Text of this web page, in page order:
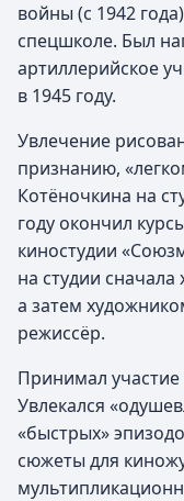
войны (с 1942
спецшколе. Был
артиллерийское
в 1945 году.
Увлечение
признанию,
Котёночкина на
году окончил
киностудии
на студии
а затем
режиссёр.
Принимал участие
Увлекался
«быстрых»
сюжеты для